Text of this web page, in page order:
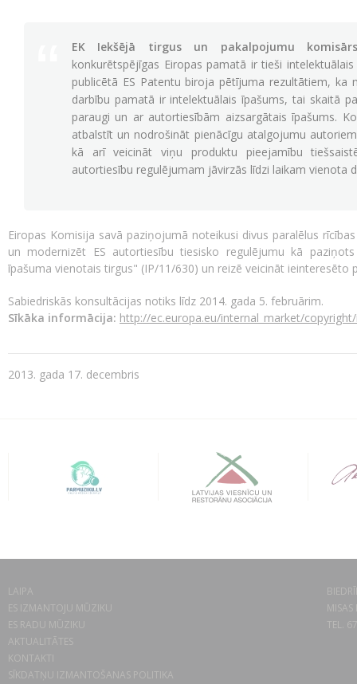
EK Iekšējā tirgus un pakalpojumu
konkurētspējīgas Eiropas pamatā ir tieši
publicētā ES Patentu biroja pētījuma rezultātiem, ka
darbību pamatā ir intelektuālais īpašums, tai skaitā
paraugi un ar autortiesībām aizsargātais īpašums.
atbalstīt un nodrošināt pienācīgu atalgojumu
kā arī veicināt viņu produktu pieejamību
autortiesību regulējumam jāvirzās līdzi laikam vienota
Eiropas Komisija savā paziņojumā noteikusi divus paralēlus
un modernizēt ES autortiesību tiesisko regulējumu kā
īpašuma vienotais tirgus" (IP/11/630) un reizē veicināt ieinteresēto
Sabiedriskās konsultācijas notiks līdz 2014. gada 5. februārim.
Sīkāka informācija: http://ec.europa.eu/internal_market/
2013. gada 17. decembris
LAIPA
ES IZMANTOJU MŪZIKU
ES RADU MŪZIKU
AKTUALITĀTES
KONTAKTI
SĪKDATŅU IZMANTOŠANAS POLITIKA
TEL.